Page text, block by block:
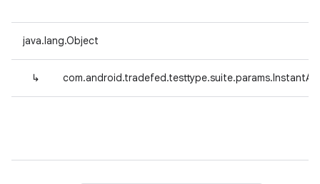
java.lang.Object
↳